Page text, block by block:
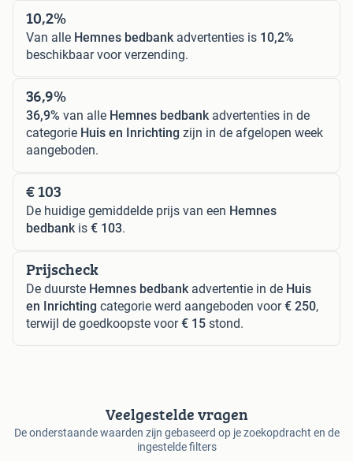
10,2%
Van alle Hemnes bedbankadvertenties is 10,2%
beschikbaar voor verzending.
36,9%
36,9% van alle Hemnes bedbankadvertenties in de
categorie Huis en Inrichting zijn in de afgelopen week
aangeboden.
€ 103
De huidige gemiddelde prijs van een Hemnes
bedbankis € 103.
Prijscheck
De duurste Hemnes bedbankadvertentie in de Huis
en Inrichting categorie werd aangeboden voor€ 250,
terwijl de goedkoopste voor€ 15 stond.
Veelgestelde vragen
De onderstaande waarden zijn gebaseerd op je zoekopdracht en de
ingestelde filters